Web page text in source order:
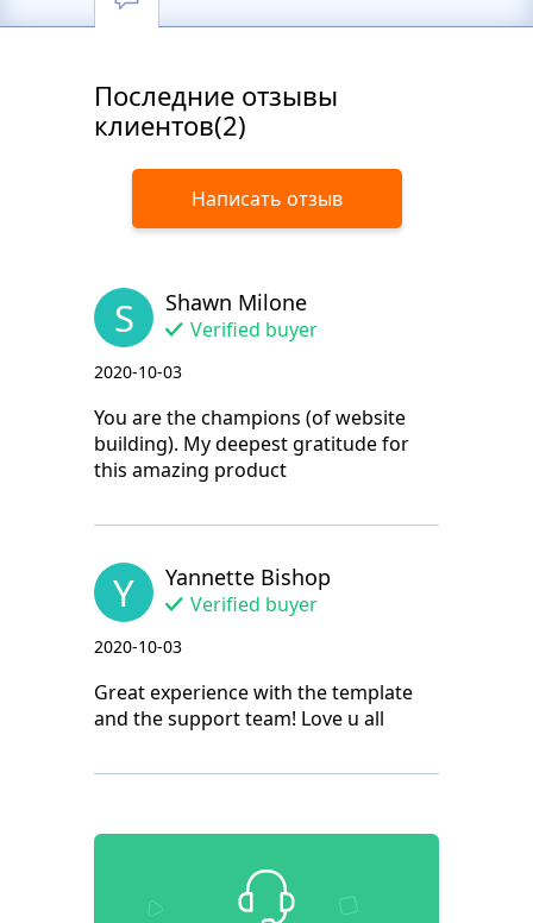
Последние отзывы
клиентов(2)
Написать отзыв
S Shawn Milone
Verified buyer
2020-10-03
You are the champions (of website
building). My deepest gratitude for
this amazing product
Y Yannette Bishop
Verified buyer
2020-10-03
Great experience with the template
and the support team! Love u all